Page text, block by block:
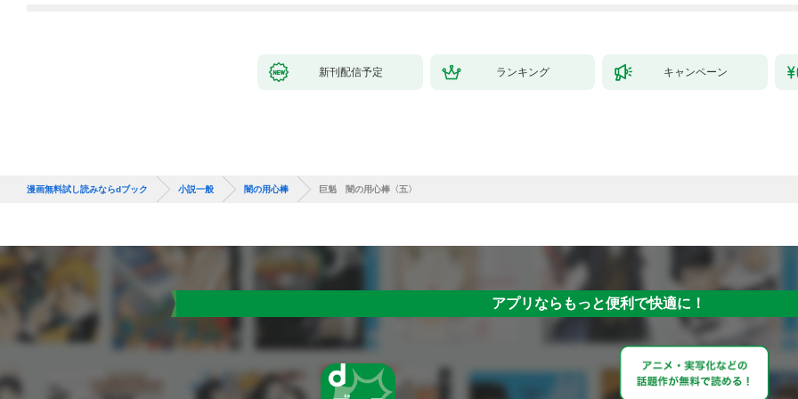
新刊配信予定 ランキング キャンペーン
漫画無料試し読みならdブック 小説一般 闇の用心棒 巨魁 闇の用心棒〈五〉
アプリならもっと便利で快適に！